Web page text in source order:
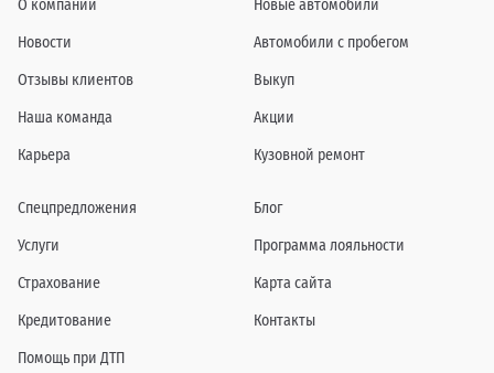
О компании
Новости
Отзывы клиентов
Наша команда
Карьера
Новые автомобили
Автомобили с пробегом
Выкуп
Акции
Кузовной ремонт
Спецпредложения
Услуги
Страхование
Кредитование
Помощь при ДТП
Блог
Программа лояльности
Карта сайта
Контакты